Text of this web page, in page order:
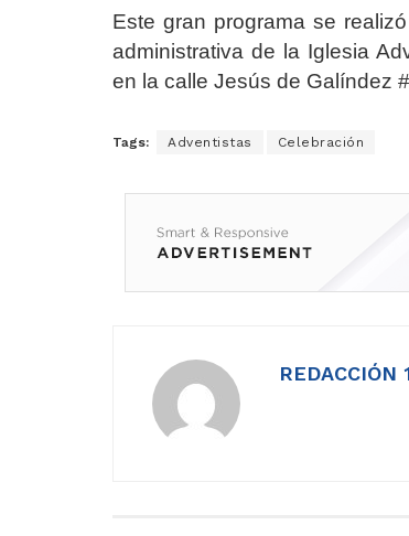
Este gran programa se
administrativa de la Iglesia
en la calle Jesús de Galíndez
Tags: Adventistas Celebración
REDACCIÓN